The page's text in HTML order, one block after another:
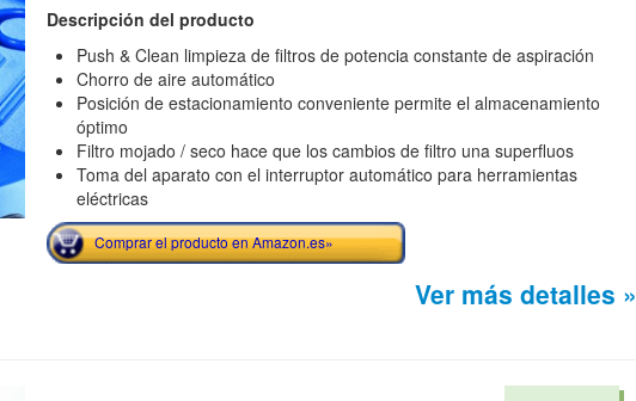
Descripción del producto
Push & Clean limpieza de filtros de potencia constante de aspiración
Chorro de aire automático
Posición de estacionamiento conveniente permite el almacenamiento
óptimo
Filtro mojado / seco hace que los cambios de filtro una superfluos
Toma del aparato con el interruptor automático para herramientas
eléctricas
Comprar el producto en Amazon.es»
Ver más detalles »